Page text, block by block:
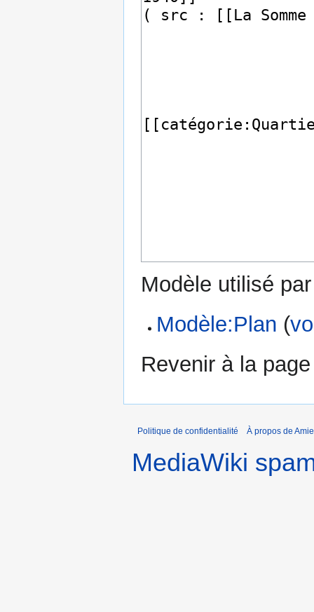
Modèle utilisé
Modèle:Plan (
Revenir à la
Politique de confidentialité À propos de
MediaWiki